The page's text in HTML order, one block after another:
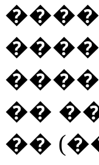
��
��